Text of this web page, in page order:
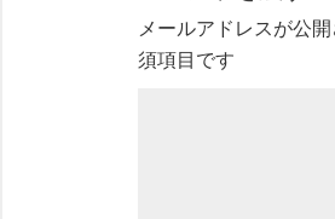
メールアドレスが公
須項目です